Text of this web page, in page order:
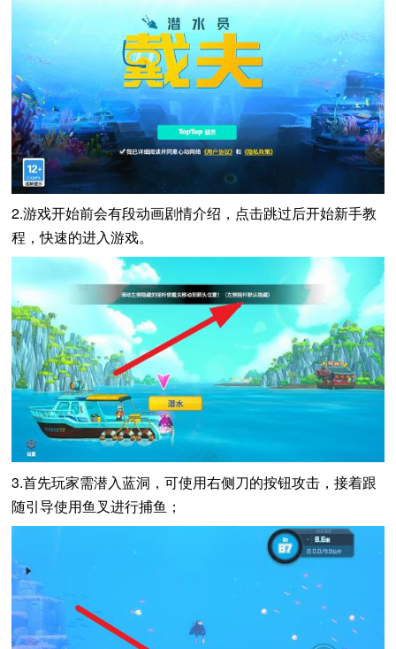
2.游戏开始前会有段动画剧情介绍，点击跳过后开始新手教
程，快速的进入游戏。
3.首先玩家需潜入蓝洞，可使用右侧刀的按钮攻击，接着跟
随引导使用鱼叉进行捕鱼；